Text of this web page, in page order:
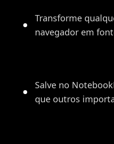
Transforme
navegador em
Salve no
que outros